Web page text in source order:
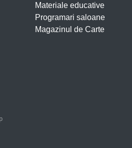
Materiale educative
Programari saloane
Magazinul de Carte